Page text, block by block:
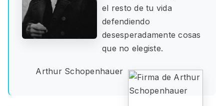
el resto de tu vida
defendiendo
desesperadamente cosas
que no elegiste.
Arthur Schopenhauer